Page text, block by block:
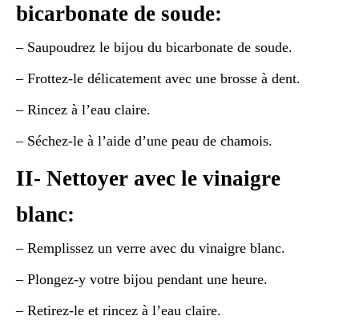
bicarbonate de soude:
– Saupoudrez le bijou du bicarbonate de soude.
– Frottez-le délicatement avec une brosse à dent.
– Rincez à l’eau claire.
– Séchez-le à l’aide d’une peau de chamois.
II- Nettoyer avec le vinaigre
blanc:
– Remplissez un verre avec du vinaigre blanc.
– Plongez-y votre bijou pendant une heure.
– Retirez-le et rincez à l’eau claire.